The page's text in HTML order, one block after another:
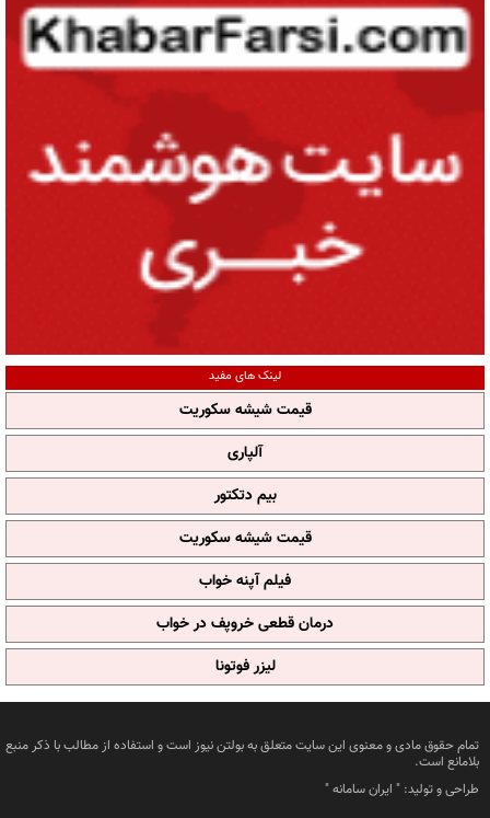
لینک های مفید
قیمت شیشه سکوریت
آلپاری
بیم دتکتور
قیمت شیشه سکوریت
فیلم آپنه خواب
درمان قطعی خروپف در خواب
لیزر فوتونا
تمام حقوق مادی و معنوی این سایت متعلق به بولتن نیوز است و استفاده از مطالب با ذکر منبع
بلامانع است.
طراحی و تولید: " ایران سامانه"